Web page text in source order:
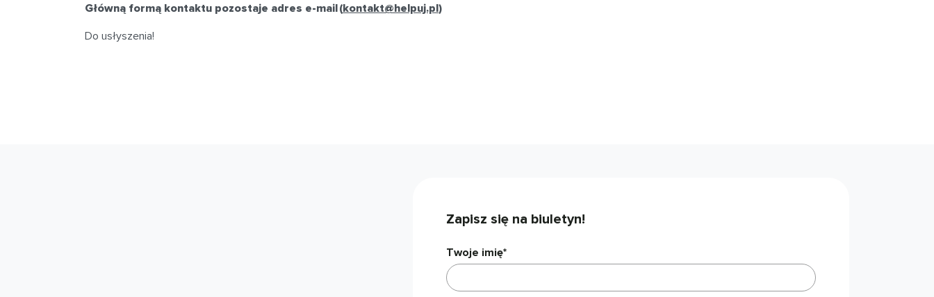
Główną formą kontaktu pozostaje adres e-mail (kontakt@helpuj.pl)
Do usłyszenia!
Zapisz się na biuletyn!
Twoje imię*